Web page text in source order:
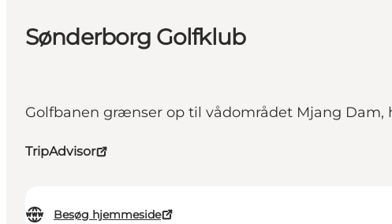
Sønderborg Golfklub
Golfbanen grænser op til vådområdet Mjang
TripAdvisor
Besøg hjemmeside